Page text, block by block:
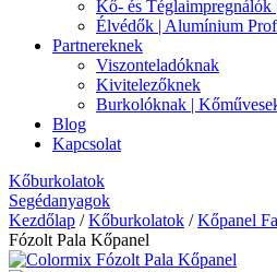
Kő- és Téglaimpregnálók
Élvédők | Alumínium
Partnereknek
Viszonteladóknak
Kivitelezőknek
Burkolóknak |
Blog
Kapcsolat
Kőburkolatok
Segédanyagok
Kezdőlap /Kőburkolatok /Kőpanel
Fózolt Pala Kőpanel